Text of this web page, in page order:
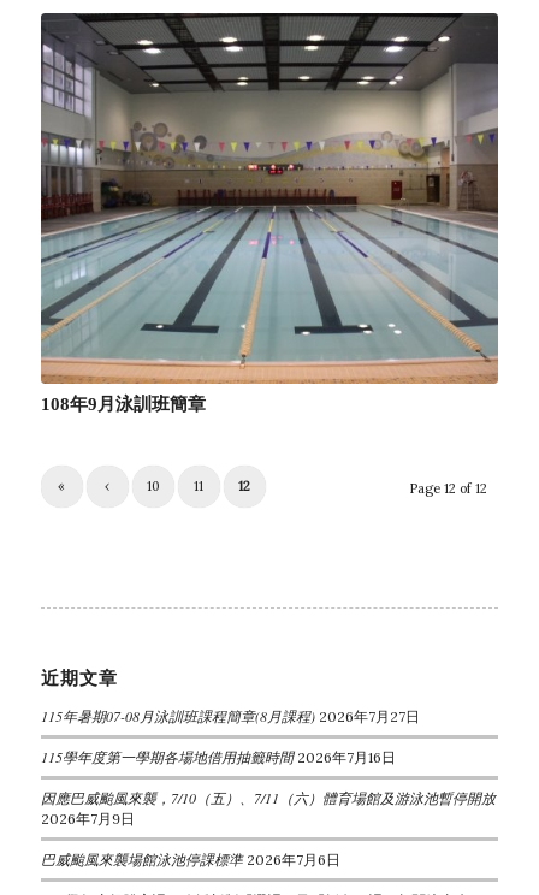
108年9月泳訓班簡章
Page 12 of 12
« ‹ 10 11 12
近期文章
115年暑期07-08月泳訓班課程簡章(8月課程) 2026年7月27日
115學年度第一學期各場地借用抽籤時間 2026年7月16日
因應巴威颱風來襲，7/10（五）、7/11（六）體育場館及游泳池暫停開放
2026年7月9日
巴威颱風來襲場館泳池停課標準 2026年7月6日